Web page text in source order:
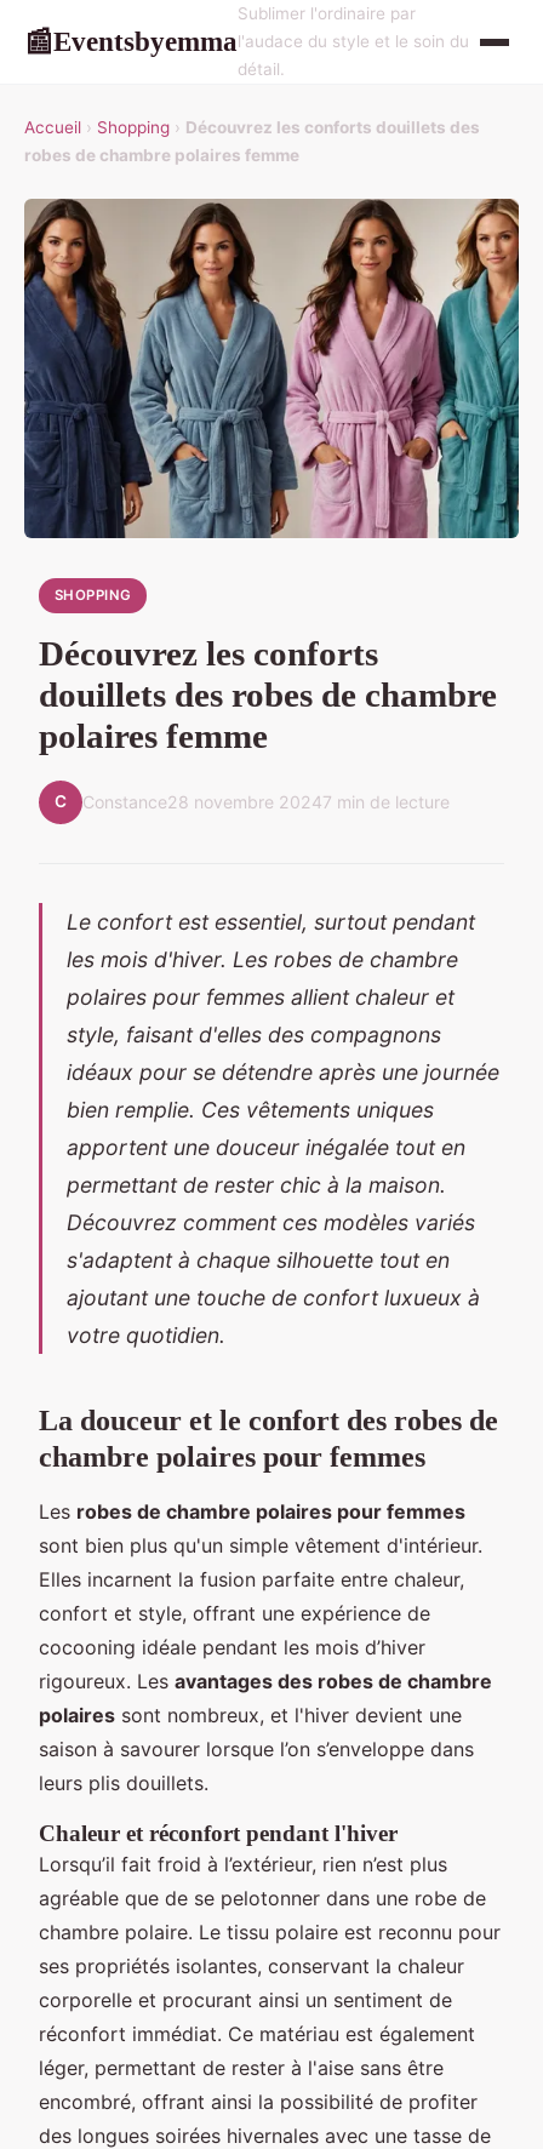
📰Eventsbyemma
Sublimer l'ordinaire par
l'audace du style et le soin du
détail.
Accueil › Shopping › Découvrez les conforts douillets des
robes de chambre polaires femme
SHOPPING
Découvrez les conforts
douillets des robes de chambre
polaires femme
C Constance28 novembre 20247 min de lecture
Le confort est essentiel, surtout pendant
les mois d'hiver. Les robes de chambre
polaires pour femmes allient chaleur et
style, faisant d'elles des compagnons
idéaux pour se détendre après une journée
bien remplie. Ces vêtements uniques
apportent une douceur inégalée tout en
permettant de rester chic à la maison.
Découvrez comment ces modèles variés
s'adaptent à chaque silhouette tout en
ajoutant une touche de confort luxueux à
votre quotidien.
La douceur et le confort des robes de
chambre polaires pour femmes
Les robes de chambre polaires pour femmes
sont bien plus qu'un simple vêtement d'intérieur.
Elles incarnent la fusion parfaite entre chaleur,
confort et style, offrant une expérience de
cocooning idéale pendant les mois d’hiver
rigoureux. Les avantages des robes de chambre
polaires sont nombreux, et l'hiver devient une
saison à savourer lorsque l’on s’enveloppe dans
leurs plis douillets.
Chaleur et réconfort pendant l'hiver
Lorsqu’il fait froid à l’extérieur, rien n’est plus
agréable que de se pelotonner dans une robe de
chambre polaire. Le tissu polaire est reconnu pour
ses propriétés isolantes, conservant la chaleur
corporelle et procurant ainsi un sentiment de
réconfort immédiat. Ce matériau est également
léger, permettant de rester à l'aise sans être
encombré, offrant ainsi la possibilité de profiter
des longues soirées hivernales avec une tasse de